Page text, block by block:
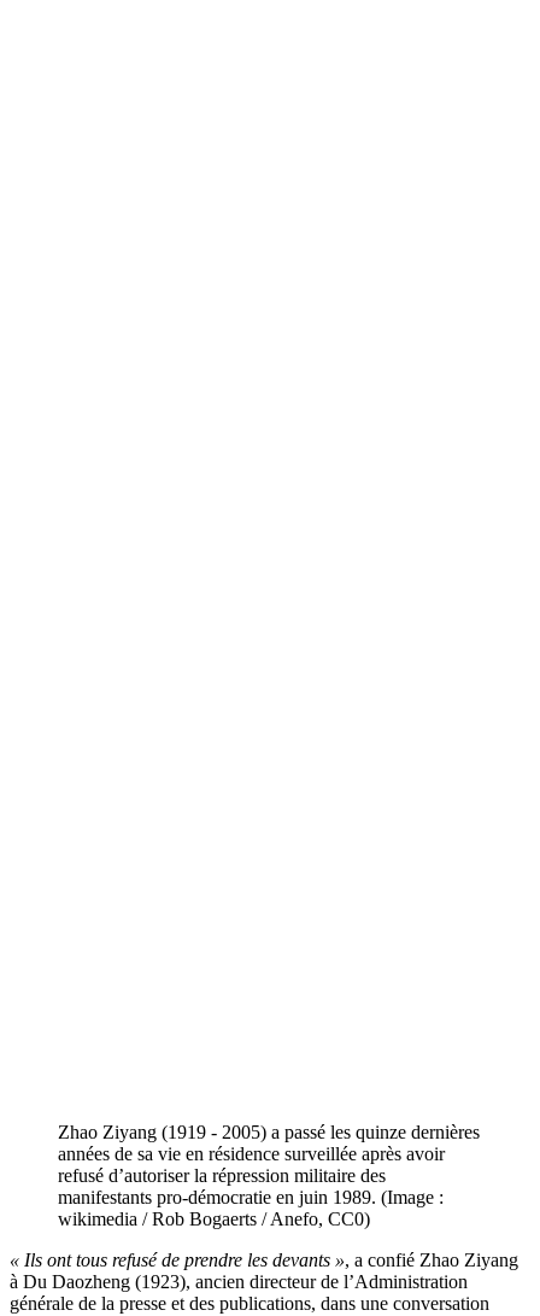
Zhao Ziyang (1919 - 2005) a passé les quinze dernières
années de sa vie en résidence surveillée après avoir
refusé d’autoriser la répression militaire des
manifestants pro-démocratie en juin 1989. (Image :
wikimedia / Rob Bogaerts / Anefo, CC0)
« Ils ont tous refusé de prendre les devants », a confié Zhao Ziyang
à Du Daozheng (1923), ancien directeur de l’Administration
générale de la presse et des publications, dans une conversation